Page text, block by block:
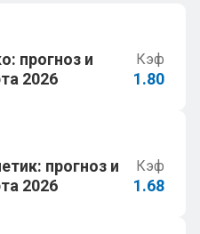
прогноз и
2026
Кэф
1.80
прогноз и
2026
Кэф
1.68